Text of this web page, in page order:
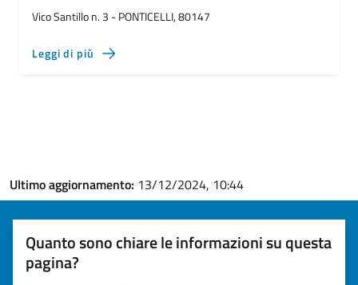
Vico Santillo n. 3 - PONTICELLI, 80147
Leggi di più
Ultimo aggiornamento: 13/12/2024, 10:44
Quanto sono chiare le informazioni su questa
pagina?